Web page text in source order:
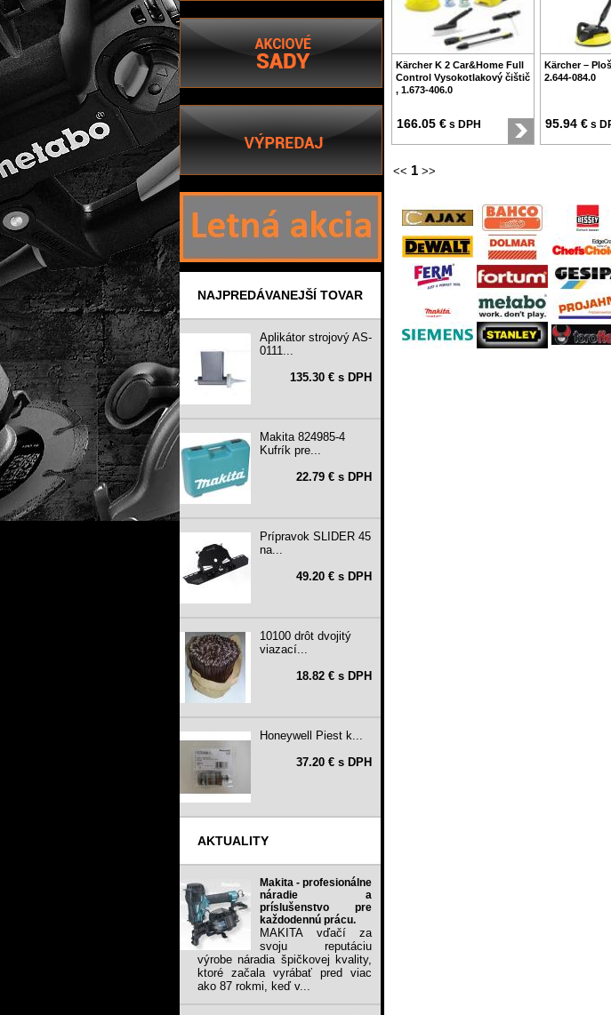
NAJPREDÁVANEJŠÍ TOVAR
Aplikátor strojový AS-
0111...
135.30 € s DPH
Makita 824985-4
Kufrík pre...
22.79 € s DPH
Prípravok SLIDER 45
na...
49.20 € s DPH
10100 drôt dvojitý
viazací...
18.82 € s DPH
Honeywell Piest k...
37.20 € s DPH
AKTUALITY
Makita - profesionálne
náradie a
príslušenstvo pre
každodennú prácu.
MAKITA vďačí za
svoju reputáciu
výrobe náradia špičkovej kvality,
ktoré začala vyrábať pred viac
ako 87 rokmi, keď v...
Kärcher K 2 Car&Home Full
Control Vysokotlakový čištič
, 1.673-406.0
166.05 € s DPH
Kärcher –
2.644-084.0
95.94 € s
<< 1 >>